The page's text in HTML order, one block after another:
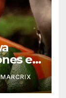
en